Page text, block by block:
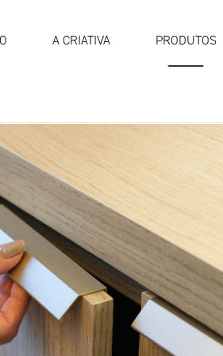
A CRIATIVA PRODUTOS